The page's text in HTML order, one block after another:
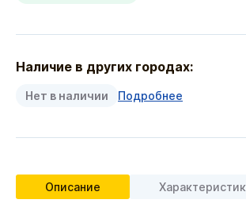
Наличие в других городах:
Нет в наличии Подробнее
Описание